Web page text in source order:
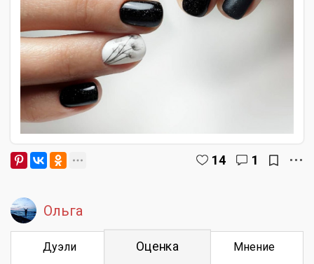
14 1
Ольга
Дуэли Оценка Мнение